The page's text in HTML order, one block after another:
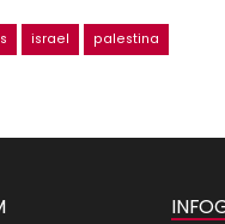
israel palestina